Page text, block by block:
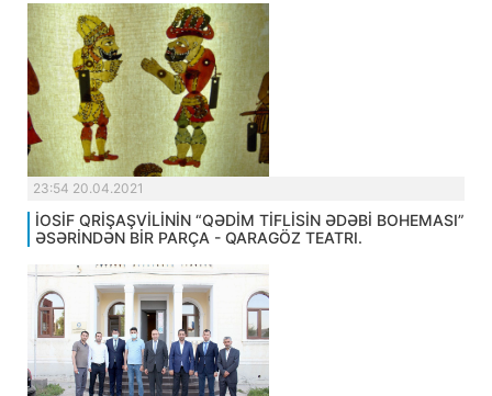
23:54 20.04.2021
İOSİF QRİŞAŞVİLİNİN “QƏDİM TİFLİSİN ƏDƏBİ BOHEMASI”
ƏSƏRİNDƏN BİR PARÇA - QARAGÖZ TEATRI.